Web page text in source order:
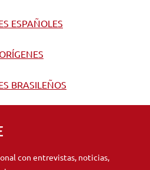
ESPAÑOLES
BRASILEÑOS
con entrevistas, noticias,